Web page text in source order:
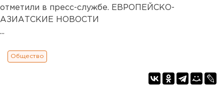
отметили в пресс-службе. ЕВРОПЕЙСКО-
АЗИАТСКИЕ НОВОСТИ
...
Общество